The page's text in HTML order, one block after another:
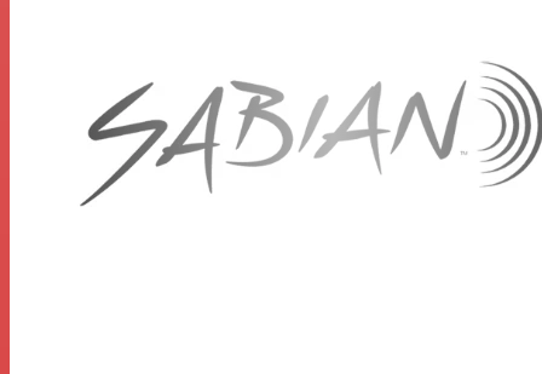
Le son sombre et vibrant de la musique moderne
Sombres, rapides et chatoyantes, les cymbales HHX
Evolution de Sabian s'intègrent parfaitement dans la
poche de la musique électrique contemporaine de tout